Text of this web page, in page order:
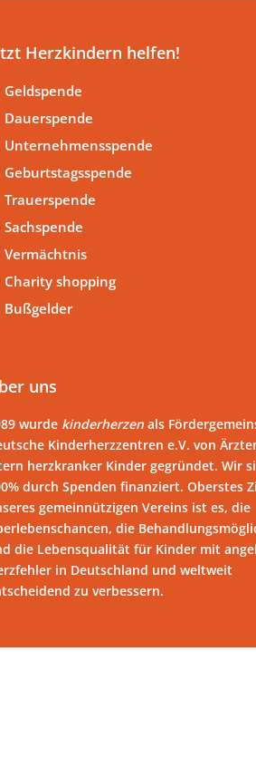
Herzkindern helfen!
Geldspende
Dauerspende
Unternehmensspende
Geburtstagsspende
Trauerspende
Sachspende
Vermächtnis
Charity shopping
Bußgelder
uns
wurde kinderherzen als
Kinderherzzentren e.V. von
herzkranker Kinder gegründet. Wir
durch Spenden finanziert. Oberstes
gemeinnützigen Vereins ist es, die
die
die Lebensqualität für Kinder mit
in Deutschland und weltweit
zu verbessern.